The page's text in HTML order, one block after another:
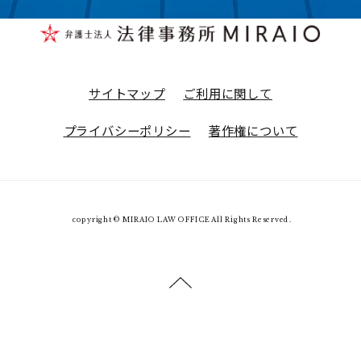
サイトマップ ご利用に関して
プライバシーポリシー 著作権について
copyright © MIRAIO LAW OFFICE All Rights Reserved.